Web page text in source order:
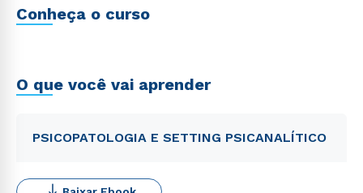
Conheça o curso
O que você vai aprender
PSICOPATOLOGIA E SETTING PSICANALÍTICO